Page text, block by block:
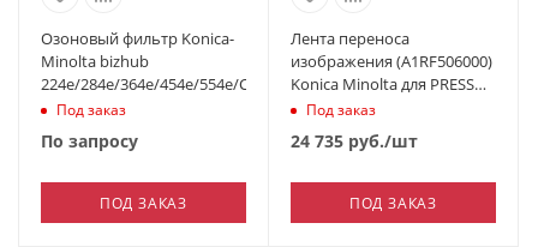
Озоновый фильтр Konica-
Minolta bizhub
224e/284e/364e/454e/554e/C224/C224e/C284/C284e/C364/C364e/
Под заказ
По запросу
ПОД ЗАКАЗ
Лента переноса
изображения (A1RF506000)
Konica Minolta для PRESS
C1085/С1100/С6100/C6085/
Под заказ
24 735 руб./шт
ПОД ЗАКАЗ